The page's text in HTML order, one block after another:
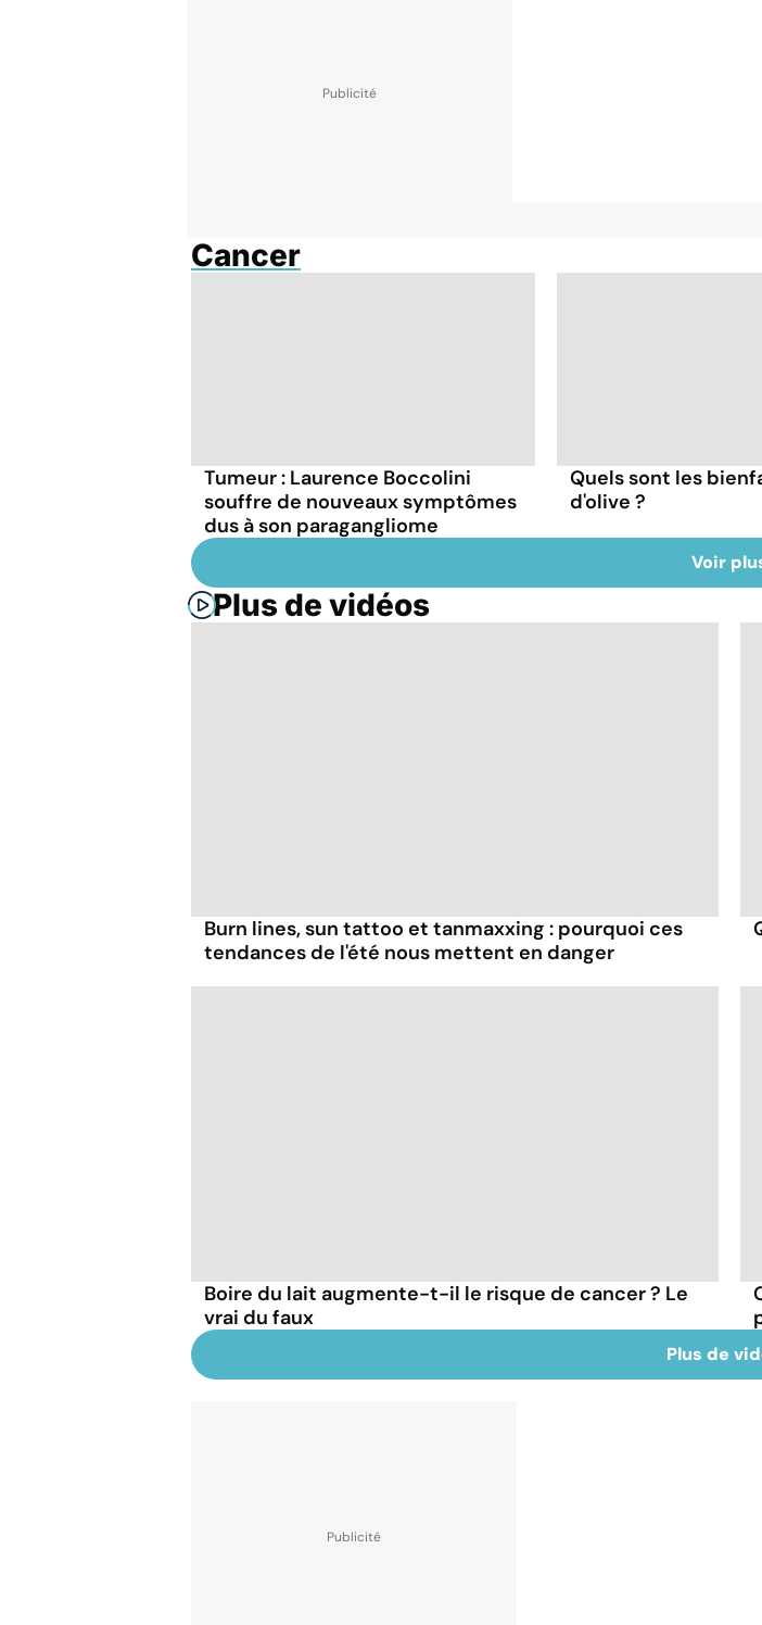
Cancer
Tumeur : Laurence Boccolini
souffre de nouveaux symptômes
dus à son paragangliome
Quels sont les
d'olive ?
Voir
Plus de vidéos
Burn lines, sun tattoo et tanmaxxing : pourquoi ces
tendances de l'été nous mettent en danger
Boire du lait augmente-t-il le risque de cancer ? Le
vrai du faux
Plus de